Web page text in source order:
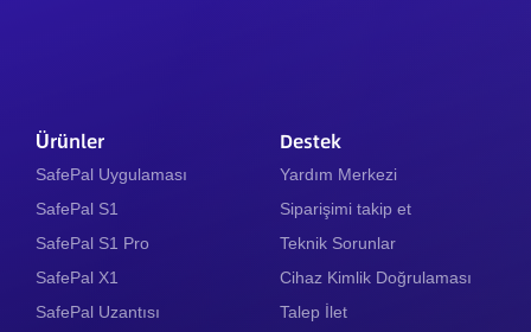
Ürünler
SafePal Uygulaması
SafePal S1
SafePal S1 Pro
SafePal X1
SafePal Uzantısı
Destek
Yardım Merkezi
Siparişimi takip et
Teknik Sorunlar
Cihaz Kimlik Doğrulaması
Talep İlet